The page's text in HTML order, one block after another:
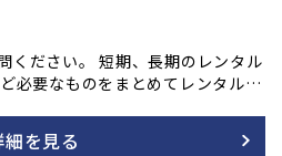
ください。 短期、長期のレンタル
必要なものをまとめてレンタル
を見る